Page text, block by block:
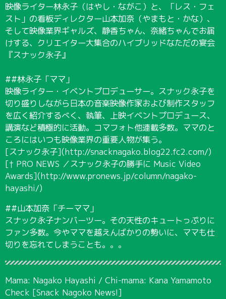
映像ライター林永子（はやし・ながこ）と、「レス・フェ
スト」の看板ディレクター山本加奈（やまもと・かな）、
そして映像業界ギャルズ、静香ちゃん、奈緒ちゃんでお届
けする、クリエイター大集合のハイブリッドなただの宴会
『スナック永子』
##林永子「ママ」
映像ライター・イベントプロデューサー。スナック永子を
切り盛りしながら日本の音楽映像作家および制作スタッフ
を広く紹介するべく、執筆、上映イベントプロデュース、
講演など積極的に活動。コマフォト他連載多数。ママのと
ころにはいつも映像業界の重要人物が集う。
[スナック永子](http://snacknagako.blog22.fc2.com/)
[† PRO NEWS ／スナック永子の勝手に Music Video
Awards](http://www.pronews.jp/column/nagako-
hayashi/)
##山本加奈「チーママ」
スナック永子ナンバーツー。その天性のキュートっぷりに
ファン多数。今やママを越えんばかりの勢いに、ママも仕
切りを忘れてしまうことも。。。
Mama: Nagako Hayashi / Chi-mama: Kana Yamamoto
Check [Snack Nagoko News!]